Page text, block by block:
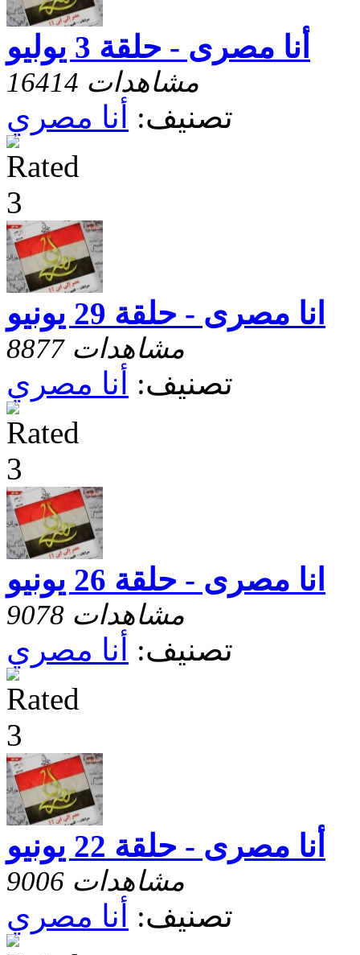
أنا مصرى - حلقة 3 يوليو
16414 مشاهدات
تصنيف: أنا مصري
انا مصرى - حلقة 29 يونيو
8877 مشاهدات
تصنيف: أنا مصري
انا مصرى - حلقة 26 يونيو
9078 مشاهدات
تصنيف: أنا مصري
أنا مصرى - حلقة 22 يونيو
9006 مشاهدات
تصنيف: أنا مصري